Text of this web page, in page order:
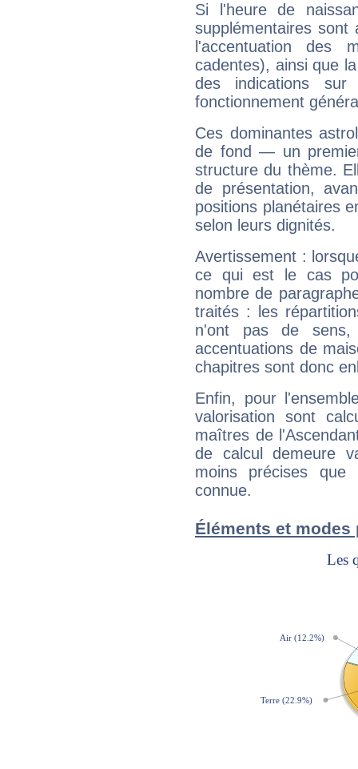
Si l'heure de
supplémentaires sont
l'accentuation des
cadentes), ainsi que
des indications sur
fonctionnement
Ces dominantes
de fond — un
structure du thème.
de présentation,
positions planétaires
selon leurs dignités.
Avertissement :
ce qui est le cas
nombre de
traités : les
n'ont pas de sens,
accentuations de
chapitres sont donc
Enfin, pour
valorisation sont
maîtres de
de calcul demeure
moins précises que
connue.
Éléments et modes